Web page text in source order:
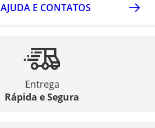
AJUDA E CONTATOS
Entrega
Rápida e Segura